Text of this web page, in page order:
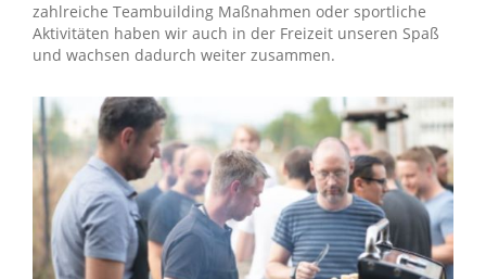
zahlreiche Teambuilding Maßnahmen oder sportliche
Aktivitäten haben wir auch in der Freizeit unseren Spaß
und wachsen dadurch weiter zusammen.